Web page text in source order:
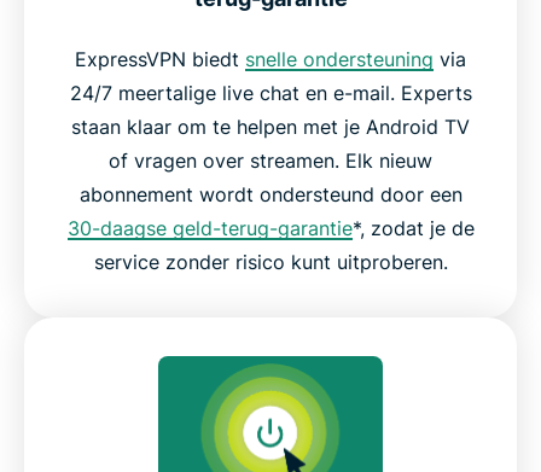
ExpressVPN biedt snelle ondersteuning via
24/7 meertalige live chat en e-mail. Experts
staan klaar om te helpen met je Android TV
of vragen over streamen. Elk nieuw
abonnement wordt ondersteund door een
30-daagse geld-terug-garantie*, zodat je de
service zonder risico kunt uitproberen.